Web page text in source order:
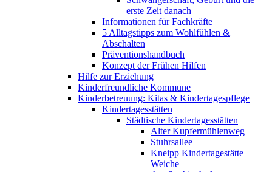
erste Zeit danach
Informationen für Fachkräfte
5 Alltagstipps zum Wohlfühlen &
Abschalten
Präventionshandbuch
Konzept der Frühen Hilfen
Hilfe zur Erziehung
Kinderfreundliche Kommune
Kinderbetreuung: Kitas & Kindertagespflege
Kindertagesstätten
Städtische Kindertagesstätten
Alter Kupfermühlenweg
Stuhrsallee
Kneipp Kindertagestätte
Weiche